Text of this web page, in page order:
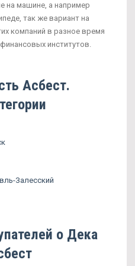
на машине, а например
так же вариант на
компаний в разное время
институтов.
Асбест.
Залесский
о Дека